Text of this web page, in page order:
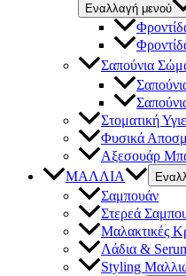
Εναλλαγή μενού
Σαπούνια
Στοματική
Φυσικά
Αξεσουάρ
ΜΑΛΛΙΑ
Σαμπουάν
Στερεά
Μαλακτικές
Λάδια &
Styling